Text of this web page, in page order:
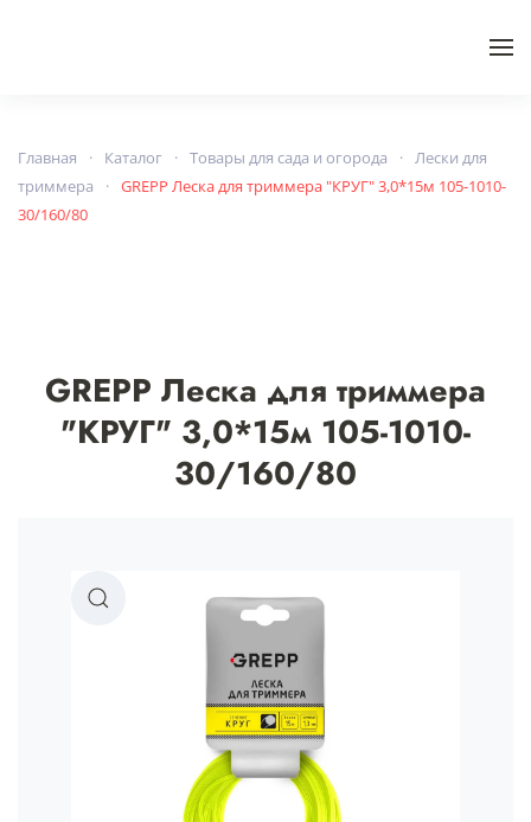
Главная Каталог Товары для сада и огорода
Лески для
триммера
GREPP Леска для триммера "КРУГ" 3,0*15м 105-1010-
30/160/80
GREPP Леска для триммера
"КРУГ" 3,0*15м 105-1010-
30/160/80